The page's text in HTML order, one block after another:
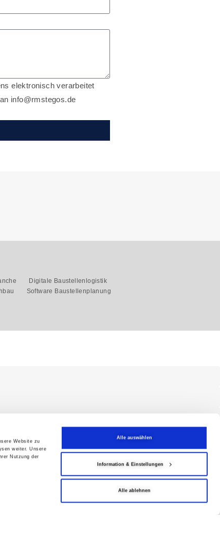
Website zu
weiter. Unsere
Nutzung der
Alle auswählen
Information & Einstellungen
Alle ablehnen
elektronisch verarbeitet
info@rmstegos.de
Digitale Baustellenlogistik
Software Baustellenplanung